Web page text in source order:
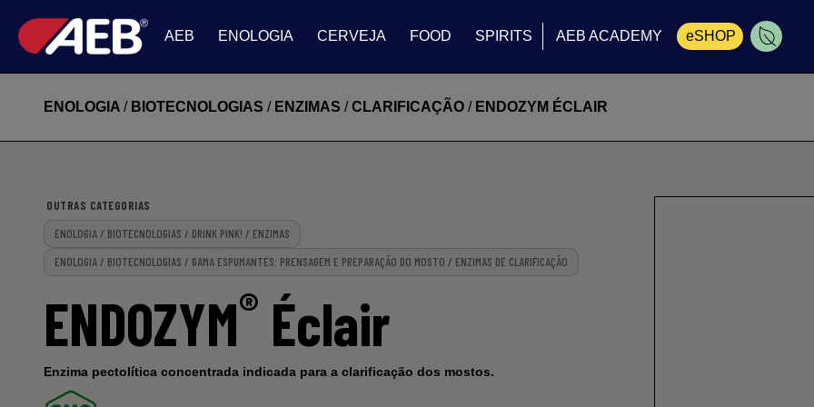
AEB ENOLOGIA CERVEJA FOOD SPIRITS AEB ACADEMY eSHOP
Carrinho
ENOLOGIA / BIOTECNOLOGIAS / ENZIMAS /CLARIFICAÇÃO / ENDOZYM ÉCLAIR
OUTRAS CATEGORIAS
ENOLOGIA / BIOTECNOLOGIAS / DRINK PINK! / ENZIMAS
ENOLOGIA / BIOTECNOLOGIAS / GAMA ESPUMANTES: PRENSAGEM E PREPARAÇÃO DO MOSTO / ENZIMAS DE CLARIFICAÇÃO
ENDOZYM® Éclair
Enzima pectolítica concentrada indicada para a clarificação dos mostos.